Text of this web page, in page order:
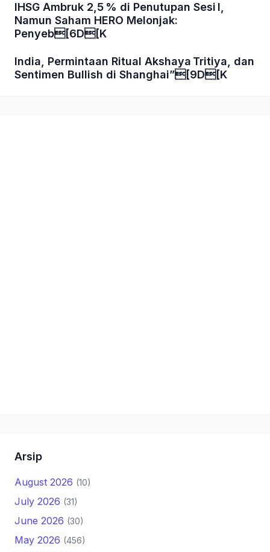
IHSG Ambruk 2,5 % di Penutupan Sesi I,
Namun Saham HERO Melonjak:
Penyeb[6D[K
India, Permintaan Ritual Akshaya Tritiya, dan
Sentimen Bullish di Shanghai”[9D[K
Arsip
August 2026 (10)
July 2026 (31)
June 2026 (30)
May 2026 (456)